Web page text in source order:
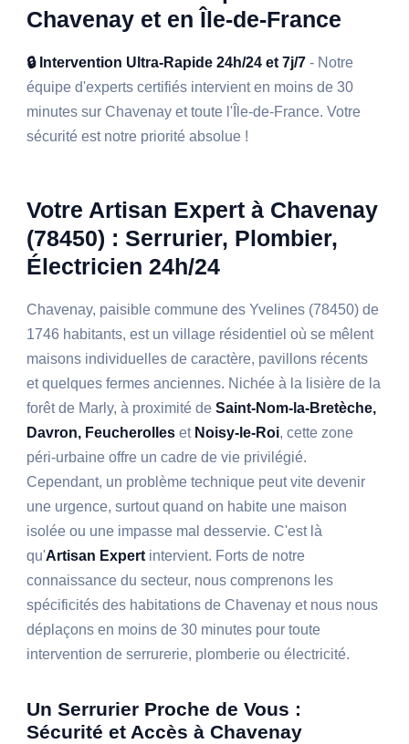
Chavenay et en Île-de-France
🔒 Intervention Ultra-Rapide 24h/24 et 7j/7 - Notre
équipe d'experts certifiés intervient en moins de 30
minutes sur Chavenay et toute l'Île-de-France. Votre
sécurité est notre priorité absolue !
Votre Artisan Expert à Chavenay
(78450) : Serrurier, Plombier,
Électricien 24h/24
Chavenay, paisible commune des Yvelines (78450) de
1746 habitants, est un village résidentiel où se mêlent
maisons individuelles de caractère, pavillons récents
et quelques fermes anciennes. Nichée à la lisière de la
forêt de Marly, à proximité deSaint-Nom-la-Bretèche,
Davron, Feucherolles et Noisy-le-Roi, cette zone
péri-urbaine offre un cadre de vie privilégié.
Cependant, un problème technique peut vite devenir
une urgence, surtout quand on habite une maison
isolée ou une impasse mal desservie. C'est là
qu'Artisan Expertintervient. Forts de notre
connaissance du secteur, nous comprenons les
spécificités des habitations de Chavenay et nous nous
déplaçons en moins de 30 minutes pour toute
intervention de serrurerie, plomberie ou électricité.
Un Serrurier Proche de Vous :
Sécurité et Accès à Chavenay